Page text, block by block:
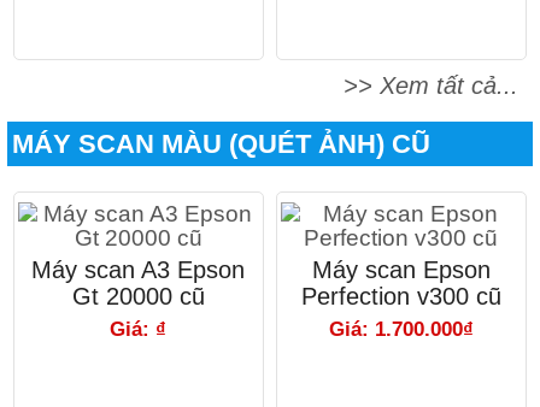
>> Xem tất cả...
MÁY SCAN MÀU (QUÉT ẢNH) CŨ
Máy scan A3 Epson
Gt 20000 cũ
Giá: ₫
Máy scan Epson
Perfection v300 cũ
Giá: 1.700.000₫